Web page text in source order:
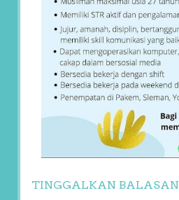
TINGGALKAN BALASAN